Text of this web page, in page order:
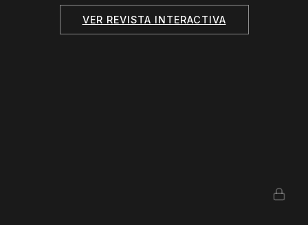
VER REVISTA INTERACTIVA